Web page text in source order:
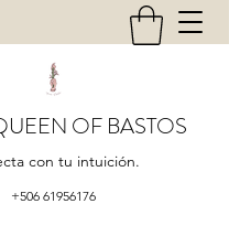
OF BASTOS
con tu intuición.
+506 61956176